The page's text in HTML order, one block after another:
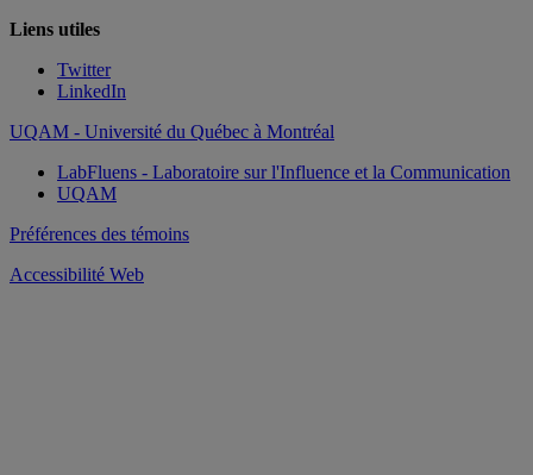
Liens utiles
Twitter
LinkedIn
UQAM - Université du Québec à Montréal
LabFluens - Laboratoire sur l'Influence et la Communication
UQAM
Préférences des témoins
Accessibilité Web